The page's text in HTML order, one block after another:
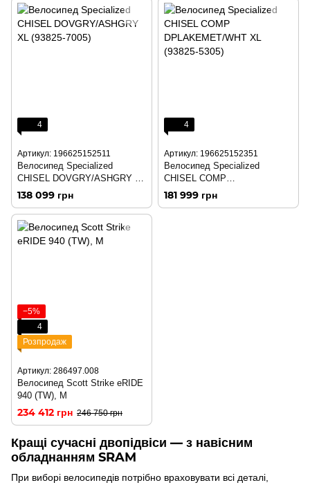
4
Артикул: 196625152511
Велосипед Specialized
CHISEL DOVGRY/ASHGRY XL
(93825-7005)
138 099 грн
4
Артикул: 196625152351
Велосипед Specialized
CHISEL COMP
DPLAKEMET/WHT XL (93825-
181 999 грн
−5%
4
Розпродаж
Артикул: 286497.008
Велосипед Scott Strike eRIDE
940 (TW), M
234 412 грн 246 750 грн
Кращі сучасні двопідвіси — з навісним
обладнанням SRAM
При виборі велосипедів потрібно враховувати всі деталі,